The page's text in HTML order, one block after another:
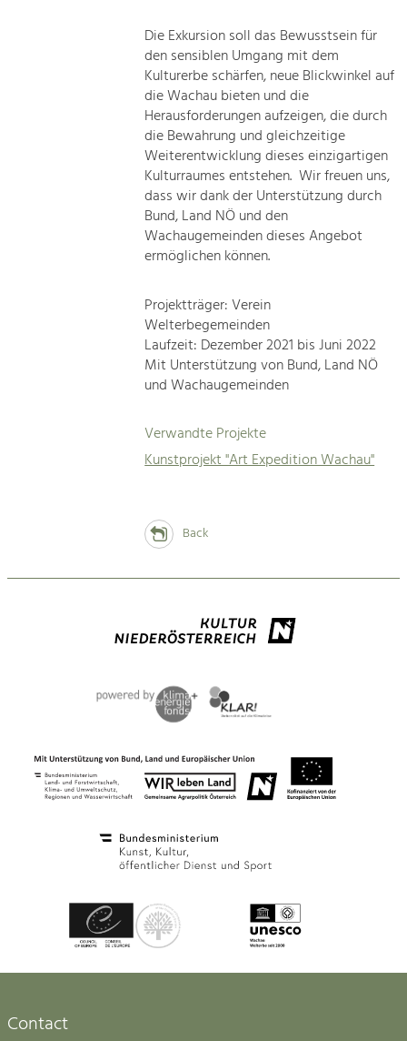
Die Exkursion soll das Bewusstsein für
den sensiblen Umgang mit dem
Kulturerbe schärfen, neue Blickwinkel auf
die Wachau bieten und die
Herausforderungen aufzeigen, die durch
die Bewahrung und gleichzeitige
Weiterentwicklung dieses einzigartigen
Kulturraumes entstehen. Wir freuen uns,
dass wir dank der Unterstützung durch
Bund, Land NÖ und den
Wachaugemeinden dieses Angebot
ermöglichen können.
Projektträger: Verein
Welterbegemeinden
Laufzeit: Dezember 2021 bis Juni 2022
Mit Unterstützung von Bund, Land NÖ
und Wachaugemeinden
Verwandte Projekte
Kunstprojekt "Art Expedition Wachau"
Back
Contact